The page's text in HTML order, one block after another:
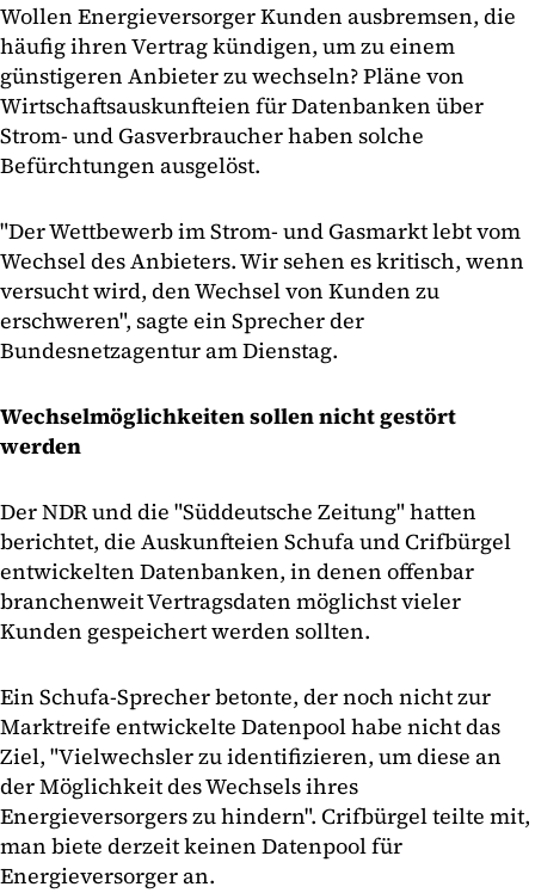
Wollen Energieversorger Kunden ausbremsen, die
häufig ihren Vertrag kündigen, um zu einem
günstigeren Anbieter zu wechseln? Pläne von
Wirtschaftsauskunfteien für Datenbanken über
Strom- und Gasverbraucher haben solche
Befürchtungen ausgelöst.
"Der Wettbewerb im Strom- und Gasmarkt lebt vom
Wechsel des Anbieters. Wir sehen es kritisch, wenn
versucht wird, den Wechsel von Kunden zu
erschweren", sagte ein Sprecher der
Bundesnetzagentur am Dienstag.
Wechselmöglichkeiten sollen nicht gestört
werden
Der NDR und die "Süddeutsche Zeitung" hatten
berichtet, die Auskunfteien Schufa und Crifbürgel
entwickelten Datenbanken, in denen offenbar
branchenweit Vertragsdaten möglichst vieler
Kunden gespeichert werden sollten.
Ein Schufa-Sprecher betonte, der noch nicht zur
Marktreife entwickelte Datenpool habe nicht das
Ziel, "Vielwechsler zu identifizieren, um diese an
der Möglichkeit des Wechsels ihres
Energieversorgers zu hindern". Crifbürgel teilte mit,
man biete derzeit keinen Datenpool für
Energieversorger an.